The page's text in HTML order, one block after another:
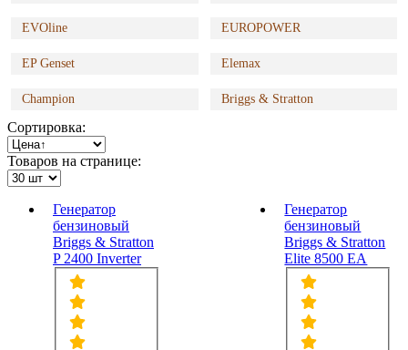
EVOline EUROPOWER
EP Genset Elemax
Champion Briggs & Stratton
Сортировка:
Товаров на странице:
Генератор
бензиновый
Briggs & Stratton
P 2400 Inverter
Генератор
бензиновый
Briggs & Stratton
Elite 8500 EA